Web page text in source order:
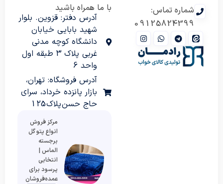
شماره تماس:
09125824399
با ما همراه باشید
آدرس دفتر: قزوین. بلوار
شهید بابایی خیابان
دانشگاه کوچه مدنی
غربی پلاک 3 طبقه اول
واحد 6
آدرس فروشگاه: تهران،
بازار پانزده خرداد، سرای
حاج حسن پلاک 125
مرکز فروش
انواع پتو گل
برجسته
الماس |
انتخابی
پرسود برای
عمده‌فروشان